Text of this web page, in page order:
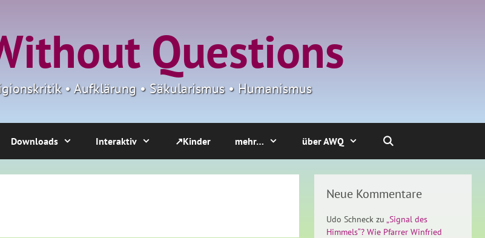
Questions
• Aufklärung • Säkularismus • Humanismus
Downloads Interaktiv ↗Kinder mehr… über AWQ
Neue Kommentare
Udo Schneck zu „Signal des
Himmels“? Wie Pfarrer Winfried